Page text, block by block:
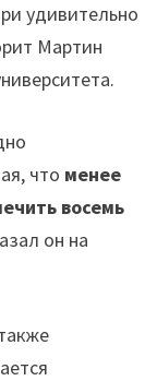
удивительно
Мартин
что менее
восемь
он на